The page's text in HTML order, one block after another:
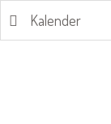
Kalender